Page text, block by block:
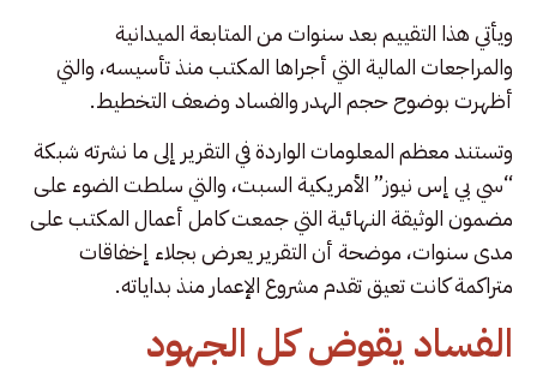
ويأتي هذا التقييم بعد سنوات من المتابعة الميدانية
والمراجعات المالية التي أجراها المكتب منذ تأسيسه، والتي
أظهرت بوضوح حجم الهدر والفساد وضعف التخطيط.
وتستند معظم المعلومات الواردة في التقرير إلى ما نشرته شبكة
“سي بي إس نيوز” الأمريكية السبت، والتي سلطت الضوء على
مضمون الوثيقة النهائية التي جمعت كامل أعمال المكتب على
مدى سنوات، موضحة أن التقرير يعرض بجلاء إخفاقات
متراكمة كانت تعيق تقدم مشروع الإعمار منذ بداياته.
الفساد يقوض كل الجهود